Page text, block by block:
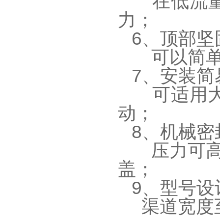
力；
6、顶部坚
可以简
7、安装简
可适用
动；
8、机械密
压力可
盖；
9、型号设
渠道宽